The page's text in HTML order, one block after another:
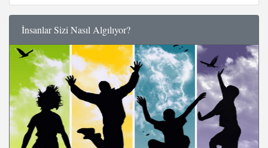
İnsanlar Sizi Nasıl Algılıyor?